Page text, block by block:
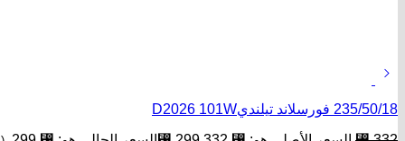
235/50/18 فورسلاند تيلنديD2026 101W